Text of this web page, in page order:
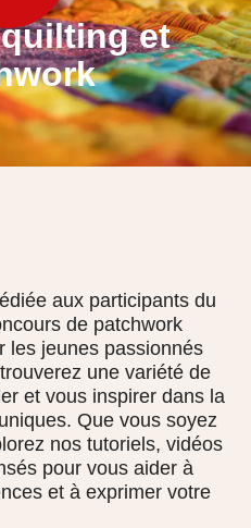
et
aux participants du
de patchwork
les jeunes passionnés
une variété de
et vous inspirer dans la
Que vous soyez
nos tutoriels, vidéos
pour vous aider à
et à exprimer votre